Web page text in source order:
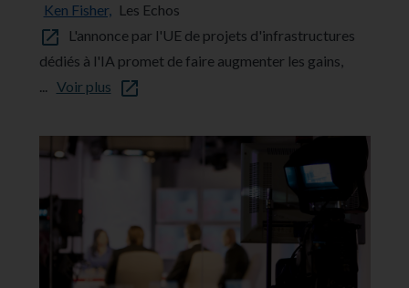
Ken Fisher, Les Echos
L'annonce par l'UE de projets d'infrastructures
dédiés à l'IA promet de faire augmenter les gains,
... Voir plus